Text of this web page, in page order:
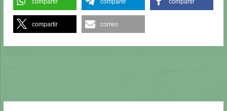
compartir compartir compartir
compartir correo